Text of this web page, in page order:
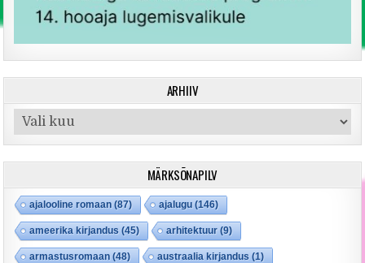
ARHIIV
Arhiiv
MÄRKSÕNAPILV
ajalooline romaan (87) ajalugu (146)
ameerika kirjandus (45) arhitektuur(9)
armastusromaan (48) austraalia kirjandus (1)